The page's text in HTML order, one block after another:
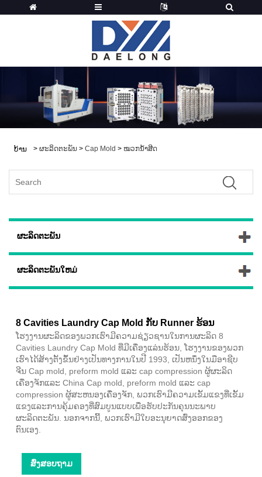
ບ້ານ > ຜະລິດຕະພັນ > Cap Mold > ໝວກນ້ຳສີດ
ຜະລິດຕະພັນ
ຜະລິດຕະພັນໃຫມ່
8 Cavities Laundry Cap Mold ກັບ Runner ຮ້ອນ
ໂຮງງານຜະລິດຂອງພວກເຮົາມີຄວາມຊ່ຽວຊານໃນການຜະລິດ 8
Cavities Laundry Cap Mold ທີ່ມີເຄື່ອງແລ່ນຮ້ອນ, ໂຮງງານຂອງພວກ
ເຮົາໄດ້ສ້າງຕັ້ງຂຶ້ນຢ່າງເປັນທາງການໃນປີ 1993, ເປັນຫນຶ່ງໃນມືອາຊີບ
ຈີນ Cap mold, preform mold ແລະ cap compression ຜູ້ຜະລິດ
ເຄື່ອງຈັກແລະ China Cap mold, preform mold ແລະ cap
compression ຜູ້ສະຫນອງເຄື່ອງຈັກ, ພວກເຮົາມີຄວາມເຂັ້ມແຂງທີ່ເຂັ້ມ
ແຂງແລະການຄຸ້ມຄອງທີ່ສົມບູນແບບເພື່ອຮັບປະກັນຄຸນນະພາບ
ຜະລິດຕະພັນ. ນອກຈາກນີ້, ພວກເຮົາມີໃບອະນຸຍາດສົ່ງອອກຂອງ
ຕົນເອງ.
ສົ່ງສອບຖາມ